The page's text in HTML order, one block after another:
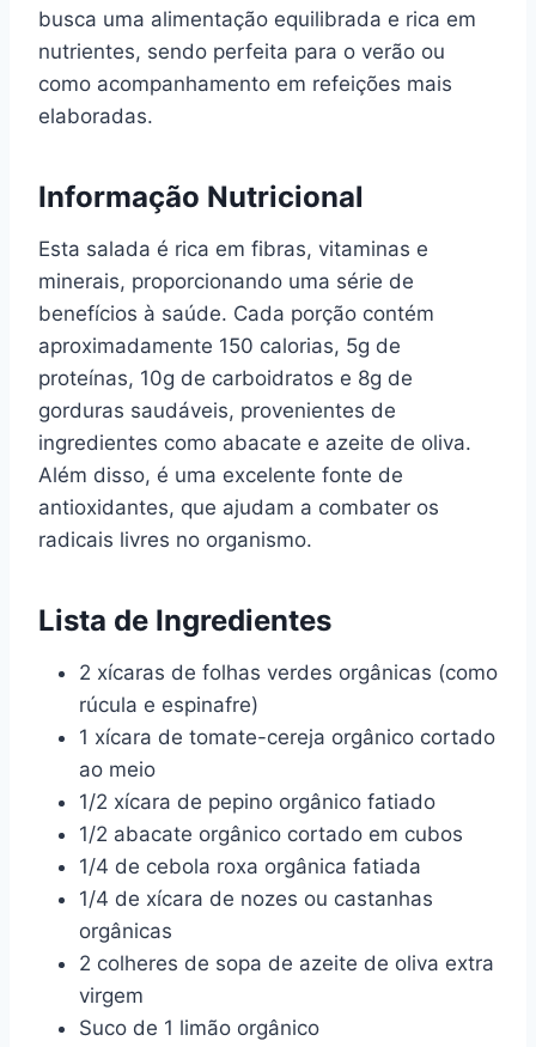
busca uma alimentação equilibrada e rica em
nutrientes, sendo perfeita para o verão ou
como acompanhamento em refeições mais
elaboradas.
Informação Nutricional
Esta salada é rica em fibras, vitaminas e
minerais, proporcionando uma série de
benefícios à saúde. Cada porção contém
aproximadamente 150 calorias, 5g de
proteínas, 10g de carboidratos e 8g de
gorduras saudáveis, provenientes de
ingredientes como abacate e azeite de oliva.
Além disso, é uma excelente fonte de
antioxidantes, que ajudam a combater os
radicais livres no organismo.
Lista de Ingredientes
2 xícaras de folhas verdes orgânicas (como
rúcula e espinafre)
1 xícara de tomate-cereja orgânico cortado
ao meio
1/2 xícara de pepino orgânico fatiado
1/2 abacate orgânico cortado em cubos
1/4 de cebola roxa orgânica fatiada
1/4 de xícara de nozes ou castanhas
orgânicas
2 colheres de sopa de azeite de oliva extra
virgem
Suco de 1 limão orgânico